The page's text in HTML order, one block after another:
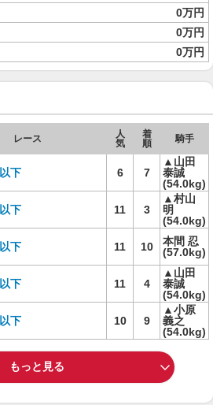
0万円
0万円
0万円
レース
人
気
着
順
騎手
下 6 7
▲山田
泰誠
(54.0kg)
下 11 3
▲村山
明
(54.0kg)
下 11 10
本間 忍
(57.0kg)
下 11 4
▲山田
泰誠
(54.0kg)
下 10 9
▲小原
義之
(54.0kg)
もっと見る